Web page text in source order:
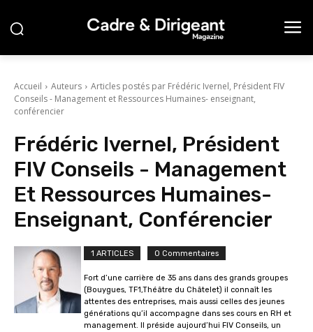
Accueil Auteurs
Articles postés par Frédéric Ivernel, Président FIV
Conseils - Management et Ressources Humaines- enseignant,
conférencier
Frédéric Ivernel, Président
FIV Conseils - Management
Et Ressources Humaines-
Enseignant, Conférencier
1 ARTICLES 0 Commentaires
Fort d’une carrière de 35 ans dans des grands groupes
(Bouygues, TF1,Théâtre du Châtelet) il connaît les
attentes des entreprises, mais aussi celles des jeunes
générations qu’il accompagne dans ses cours en RH et
management. Il préside aujourd’hui FIV Conseils, un